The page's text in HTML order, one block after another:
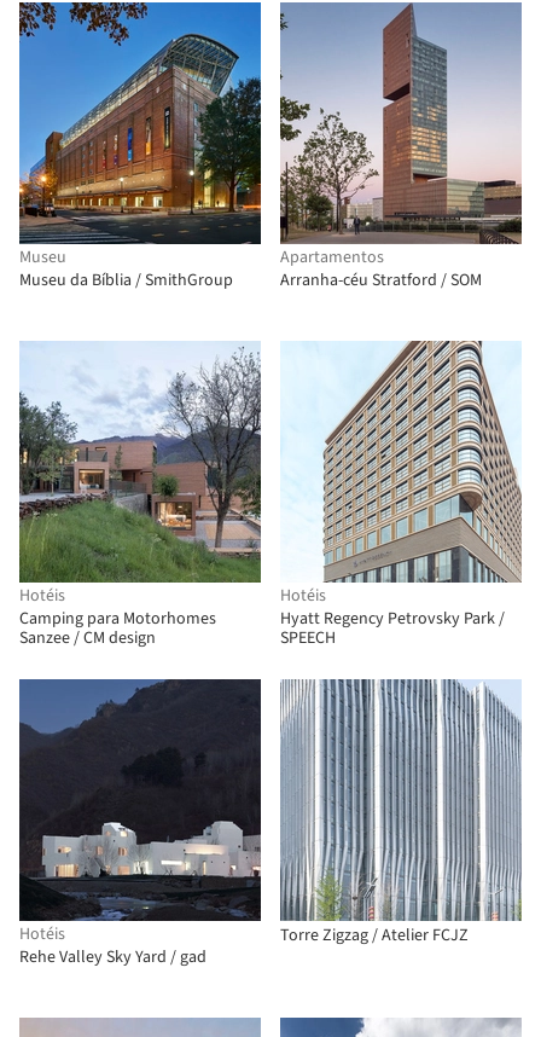
Museu
Museu da Bíblia / SmithGroup
Apartamentos
Arranha-céu Stratford / SOM
Hotéis
Camping para Motorhomes
Sanzee / CM design
Hotéis
Hyatt Regency Petrovsky Park /
SPEECH
Hotéis
Rehe Valley Sky Yard / gad
Torre Zigzag / Atelier FCJZ